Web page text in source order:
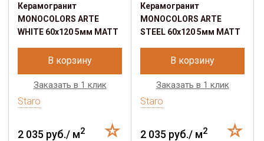
Керамогранит
MONOCOLORS ARTE
WHITE 60х120 5мм MATT
В корзину
Заказать в 1 клик
Staro
2 035 руб./ м2
Керамогранит
MONOCOLORS АRTE
STEEL 60х120 5мм MATT
В корзину
Заказать в 1 клик
Staro
2 035 руб./ м2